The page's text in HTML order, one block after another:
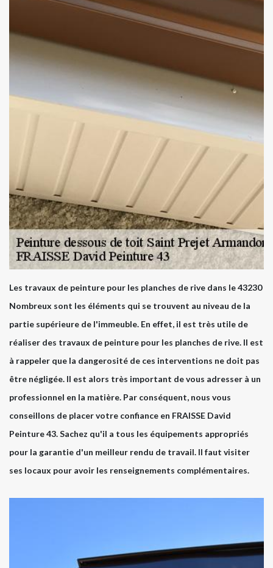
Les travaux de peinture pour les planches de rive dans le 43230
Nombreux sont les éléments qui se trouvent au niveau de la
partie supérieure de l'immeuble. En effet, il est très utile de
réaliser des travaux de peinture pour les planches de rive. Il est
à rappeler que la dangerosité de ces interventions ne doit pas
être négligée. Il est alors très important de vous adresser à un
professionnel en la matière. Par conséquent, nous vous
conseillons de placer votre confiance en FRAISSE David
Peinture 43. Sachez qu'il a tous les équipements appropriés
pour la garantie d'un meilleur rendu de travail. Il faut visiter
ses locaux pour avoir les renseignements complémentaires.